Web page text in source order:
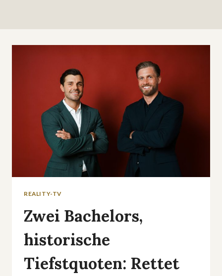
REALITY-TV
Zwei Bachelors,
historische
Tiefstquoten: Rettet